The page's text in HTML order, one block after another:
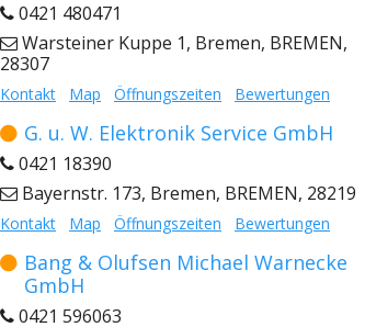
0421 480471
Warsteiner Kuppe 1, Bremen, BREMEN,
28307
Kontakt Map Öffnungszeiten Bewertungen
G. u. W. Elektronik Service GmbH
0421 18390
Bayernstr. 173, Bremen, BREMEN, 28219
Kontakt Map Öffnungszeiten Bewertungen
Bang & Olufsen Michael Warnecke
GmbH
0421 596063